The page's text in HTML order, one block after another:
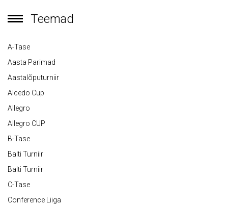
Teemad
A-Tase
Aasta Parimad
Aastalõputurniir
Alcedo Cup
Allegro
Allegro CUP
B-Tase
Balti Turniir
Balti Turniir
C-Tase
Conference Liiga